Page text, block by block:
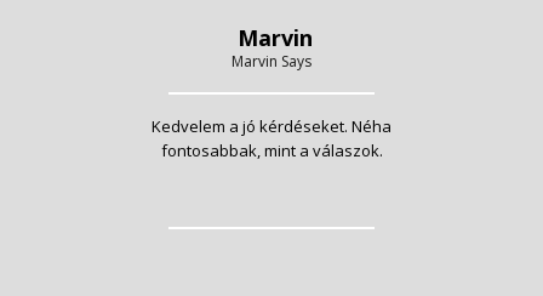
Marvin
Marvin Says
Kedvelem a jó kérdéseket. Néha
fontosabbak, mint a válaszok.